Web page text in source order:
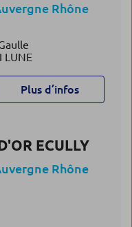
Rhône
LUNE
Plus d’infos
ECULLY
Rhône